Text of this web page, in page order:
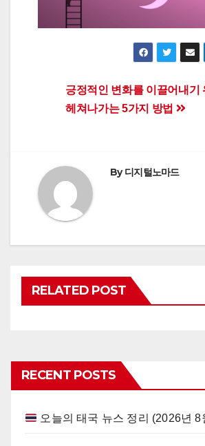
Post
navigation
긍정적인 변화를 이끌어내기
헤쳐나가는 5가지 방법
By디지털노마드
RELATED POST
RECENT POSTS
오늘의 태국 뉴스 정리 (2026년 8